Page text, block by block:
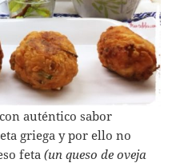
auténtico sabor
griega y por ello no
feta(un queso de oveja